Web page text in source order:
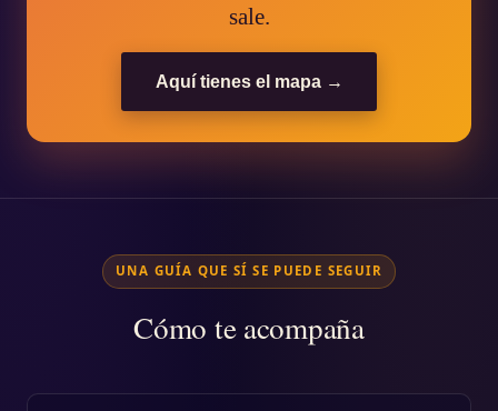
sale.
Aquí tienes el mapa →
UNA GUÍA QUE SÍ SE PUEDE SEGUIR
Cómo te acompaña